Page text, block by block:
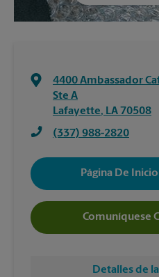
4400 Ambassador
Ste A
Lafayette, LA 70508
(337) 988-2820
Página De
Comuníquese
Detalles de